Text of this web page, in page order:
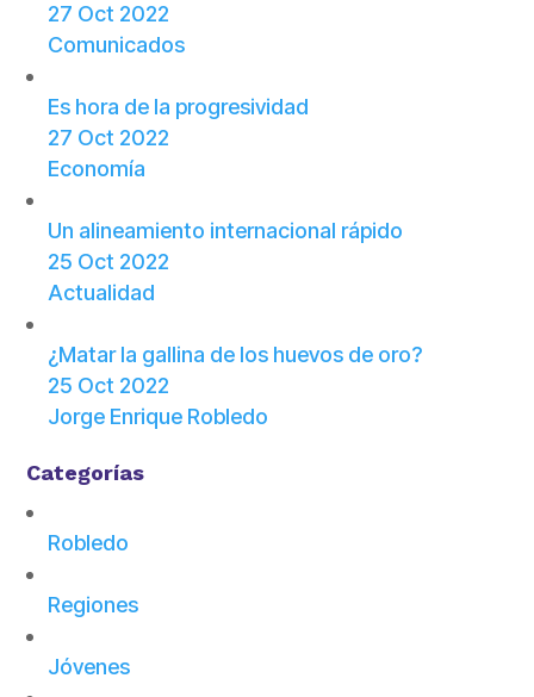
27 Oct 2022
Comunicados
Es hora de la progresividad
27 Oct 2022
Economía
Un alineamiento internacional rápido
25 Oct 2022
Actualidad
¿Matar la gallina de los huevos de oro?
25 Oct 2022
Jorge Enrique Robledo
Categorías
Robledo
Regiones
Jóvenes